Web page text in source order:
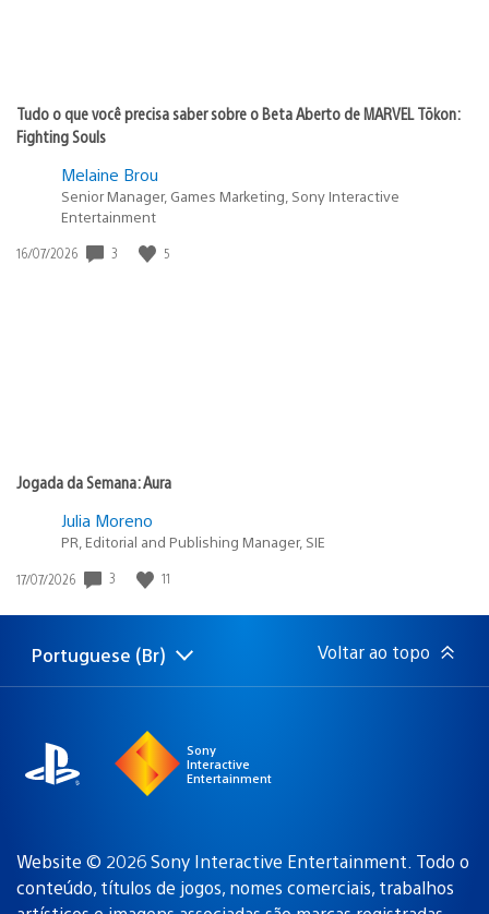
Tudo o que você precisa saber sobre o Beta Aberto de MARVEL Tōkon:
Fighting Souls
Melaine Brou
Senior Manager, Games Marketing, Sony Interactive
Entertainment
Data
16/07/2026 3 5
Jogada da Semana: Aura
Julia Moreno
PR, Editorial and Publishing Manager, SIE
Data
publicação:
17/07/2026 3 11
Selecione
Região
Portuguese (Br) Voltar ao topo
Sony
Interactive
Entertainment
Website © 2026 Sony Interactive Entertainment. Todo o
conteúdo, títulos de jogos, nomes comerciais, trabalhos